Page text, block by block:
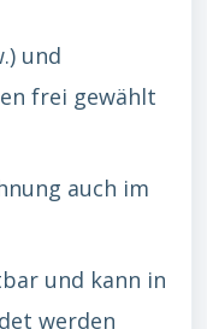
und
frei gewählt
auch im
und kann in
werden